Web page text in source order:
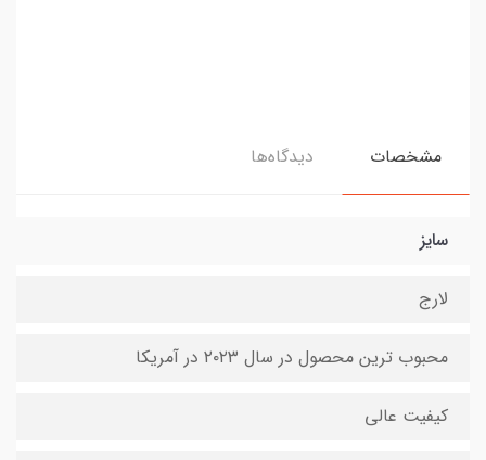
مشخصات دیدگاه‌ها
سایز
لارج
محبوب ترین محصول در سال ۲۰۲۳ در آمریکا
کیفیت عالی